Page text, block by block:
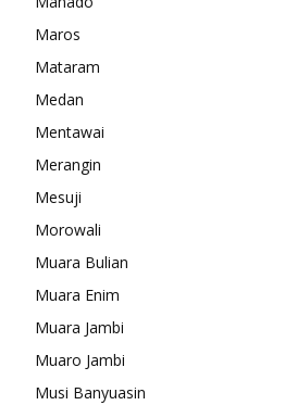
Maros
Mataram
Medan
Mentawai
Merangin
Mesuji
Morowali
Muara Bulian
Muara Enim
Muara Jambi
Muaro Jambi
Musi Banyuasin